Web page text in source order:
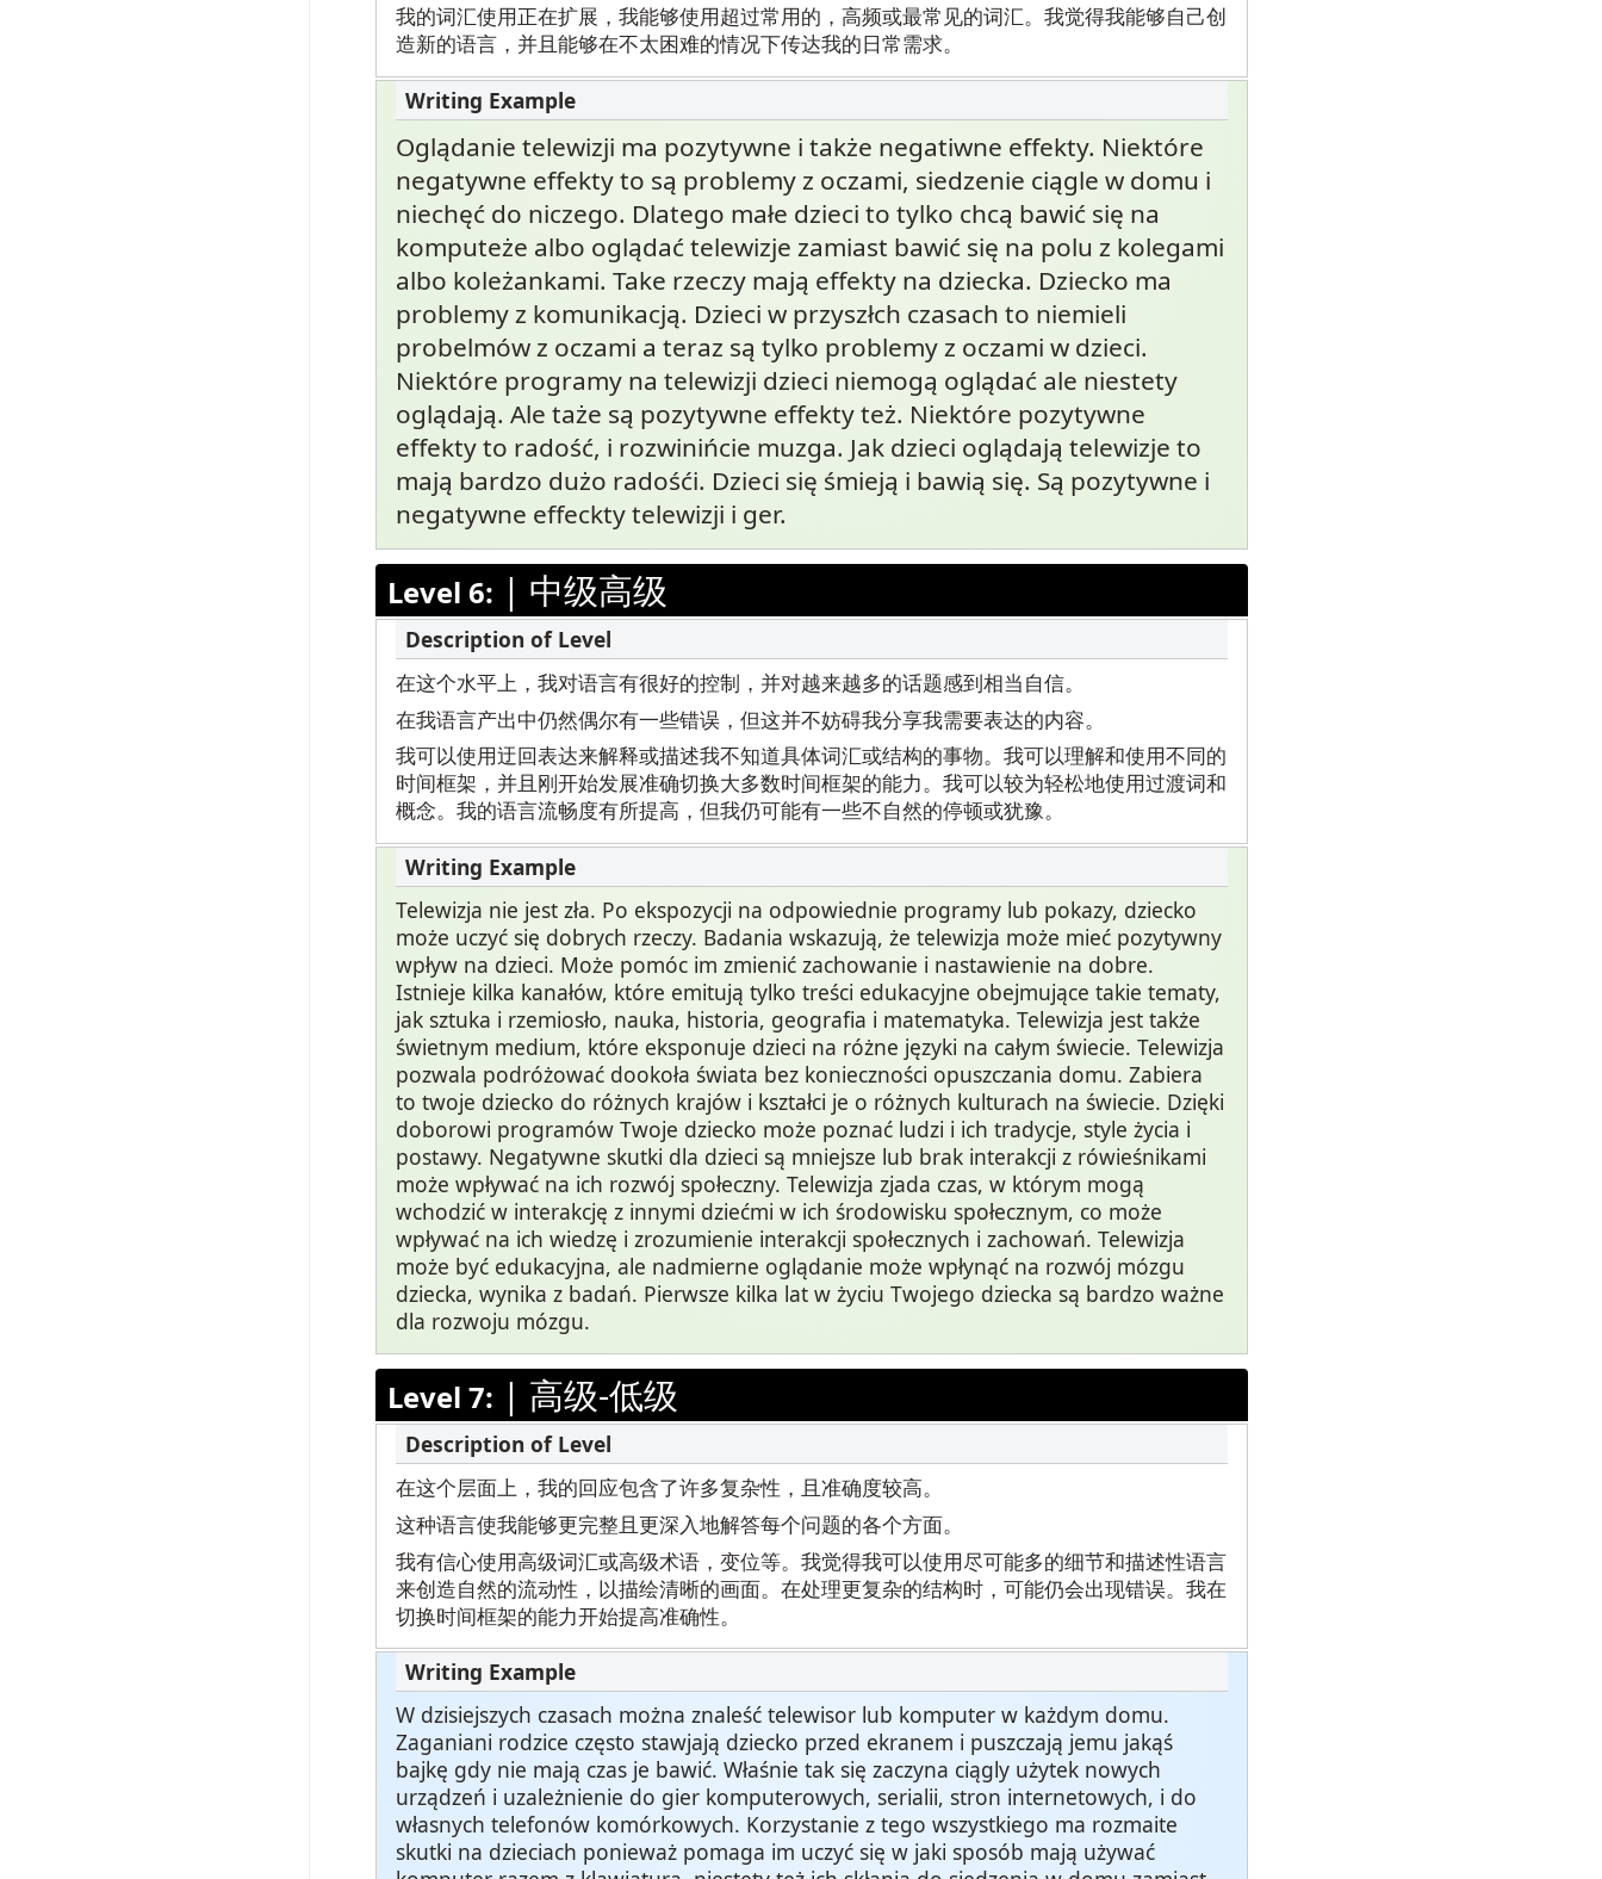
我的词汇使用正在扩展，我能够使用超过常用的，高频或最常见的词汇。我觉得我能够自己创
造新的语言，并且能够在不太困难的情况下传达我的日常需求。
Oglądanie telewizji ma pozytywne i także negatiwne effekty. Niektóre
negatywne effekty to są problemy z oczami, siedzenie ciągle w domu i
niechęć do niczego. Dlatego małe dzieci to tylko chcą bawić się na
komputeże albo oglądać telewizje zamiast bawić się na polu z kolegami
albo koleżankami. Take rzeczy mają effekty na dziecka. Dziecko ma
problemy z komunikacją. Dzieci w przyszłch czasach to niemieli
probelmów z oczami a teraz są tylko problemy z oczami w dzieci.
Niektóre programy na telewizji dzieci niemogą oglądać ale niestety
oglądają. Ale taże są pozytywne effekty też. Niektóre pozytywne
effekty to radość, i rozwinińcie muzga. Jak dzieci oglądają telewizje to
mają bardzo dużo radośći. Dzieci się śmieją i bawią się. Są pozytywne i
negatywne effeckty telewizji i ger.
Level 6: | 中级高级
在这个水平上，我对语言有很好的控制，并对越来越多的话题感到相当自信。
在我语言产出中仍然偶尔有一些错误，但这并不妨碍我分享我需要表达的内容。
我可以使用迂回表达来解释或描述我不知道具体词汇或结构的事物。我可以理解和使用不同的
时间框架，并且刚开始发展准确切换大多数时间框架的能力。我可以较为轻松地使用过渡词和
概念。我的语言流畅度有所提高，但我仍可能有一些不自然的停顿或犹豫。
Telewizja nie jest zła. Po ekspozycji na odpowiednie programy lub pokazy, dziecko
może uczyć się dobrych rzeczy. Badania wskazują, że telewizja może mieć pozytywny
wpływ na dzieci. Może pomóc im zmienić zachowanie i nastawienie na dobre.
Istnieje kilka kanałów, które emitują tylko treści edukacyjne obejmujące takie tematy,
jak sztuka i rzemiosło, nauka, historia, geografia i matematyka. Telewizja jest także
świetnym medium, które eksponuje dzieci na różne języki na całym świecie. Telewizja
pozwala podróżować dookoła świata bez konieczności opuszczania domu. Zabiera
to twoje dziecko do różnych krajów i kształci je o różnych kulturach na świecie. Dzięki
doborowi programów Twoje dziecko może poznać ludzi i ich tradycje, style życia i
postawy. Negatywne skutki dla dzieci są mniejsze lub brak interakcji z rówieśnikami
może wpływać na ich rozwój społeczny. Telewizja zjada czas, w którym mogą
wchodzić w interakcję z innymi dziećmi w ich środowisku społecznym, co może
wpływać na ich wiedzę i zrozumienie interakcji społecznych i zachowań. Telewizja
może być edukacyjna, ale nadmierne oglądanie może wpłynąć na rozwój mózgu
dziecka, wynika z badań. Pierwsze kilka lat w życiu Twojego dziecka są bardzo ważne
dla rozwoju mózgu.
Level 7: | 高级-低级
在这个层面上，我的回应包含了许多复杂性，且准确度较高。
这种语言使我能够更完整且更深入地解答每个问题的各个方面。
我有信心使用高级词汇或高级术语，变位等。我觉得我可以使用尽可能多的细节和描述性语言
来创造自然的流动性，以描绘清晰的画面。在处理更复杂的结构时，可能仍会出现错误。我在
切换时间框架的能力开始提高准确性。
W dzisiejszych czasach można znaleść telewisor lub komputer w każdym domu.
Zaganiani rodzice często stawjają dziecko przed ekranem i puszczają jemu jakąś
bajkę gdy nie mają czas je bawić. Właśnie tak się zaczyna ciągly użytek nowych
urządzeń i uzależnienie do gier komputerowych, serialii, stron internetowych, i do
własnych telefonów komórkowych. Korzystanie z tego wszystkiego ma rozmaite
skutki na dzieciach ponieważ pomaga im uczyć się w jaki sposób mają używać